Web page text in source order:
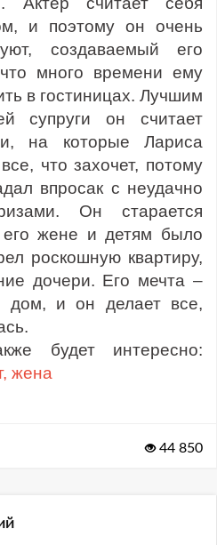
и поэтому он очень
создаваемый его
много времени ему
в гостиницах. Лучшим
супруги он считает
на которые Лариса
что захочет, потому
впросак с неудачно
Он старается
жене и детям было
роскошную квартиру,
дочери. Его мечта –
дом, и он делает все,
будет интересно:
жена
44 850